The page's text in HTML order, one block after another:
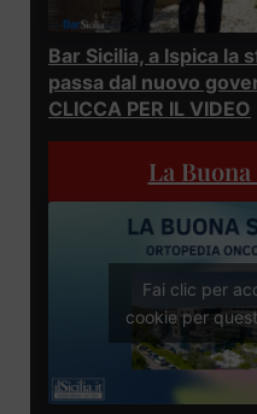
Bar Sicilia, a Ispica la
passa dal nuovo
CLICCA PER IL VIDEO
La
Fai clic per
cookie per